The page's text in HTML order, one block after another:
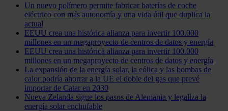
Un nuevo polímero permite fabricar baterías de coche
eléctrico con más autonomía y una vida útil que duplica la
actual
EEUU crea una histórica alianza para invertir 100.000
millones en un megaproyecto de centros de datos y energía
EEUU crea una histórica alianza para invertir 100.000
millones en un megaproyecto de centros de datos y energía
La expansión de la energía solar, la eólica y las bombas de
calor podría ahorrar a la UE el doble del gas que prevé
importar de Catar en 2030
Nueva Zelanda sigue los pasos de Alemania y legaliza la
energía solar enchufable